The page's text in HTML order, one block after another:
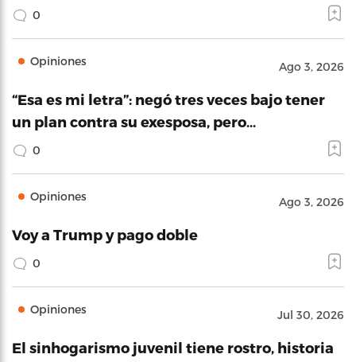
0
Opiniones Ago 3, 2026
“Esa es mi letra”: negó tres veces bajo tener
un plan contra su exesposa, pero…
0
Opiniones Ago 3, 2026
Voy a Trump y pago doble
0
Opiniones Jul 30, 2026
El sinhogarismo juvenil tiene rostro, historia